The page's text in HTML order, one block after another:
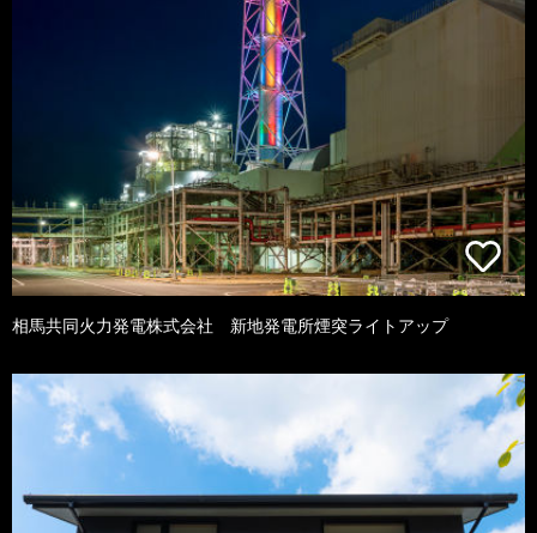
相馬共同火力発電株式会社 新地発電所煙突ライトアップ